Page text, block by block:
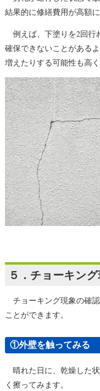
結果的に修繕費用が高額
例えば、下塗りを2回行
確保できないことがある
増えたりする可能性も高く
５．チョーキン
チョーキング現象の確
ことができます。
①外壁を触ってみる
晴れた日に、乾燥した
く擦ってみます。